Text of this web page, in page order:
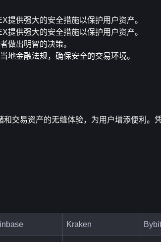
提供强大的安全措施以保护用户资产。
提供强大的安全措施以保护用户资产。
做出明智的决策。
地金融法规，确保安全的交易环境。
交易资产的无缝体验，为用户增添便利。
Kraken Bybit